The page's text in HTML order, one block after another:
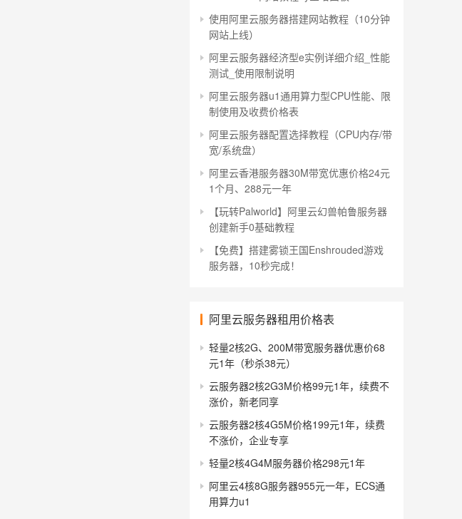
使用阿里云服务器搭建网站教程（10分钟
网站上线）
阿里云服务器经济型e实例详细介绍_性能
测试_使用限制说明
阿里云服务器u1通用算力型CPU性能、限
制使用及收费价格表
阿里云服务器配置选择教程（CPU内存/带
宽/系统盘）
阿里云香港服务器30M带宽优惠价格24元
1个月、288元一年
【玩转Palworld】阿里云幻兽帕鲁服务器
创建新手0基础教程
【免费】搭建雾锁王国Enshrouded游戏
服务器，10秒完成！
阿里云服务器租用价格表
轻量2核2G、200M带宽服务器优惠价68
元1年（秒杀38元）
云服务器2核2G3M价格99元1年，续费不
涨价，新老同享
云服务器2核4G5M价格199元1年，续费
不涨价，企业专享
轻量2核4G4M服务器价格298元1年
阿里云4核8G服务器955元一年，ECS通
用算力u1